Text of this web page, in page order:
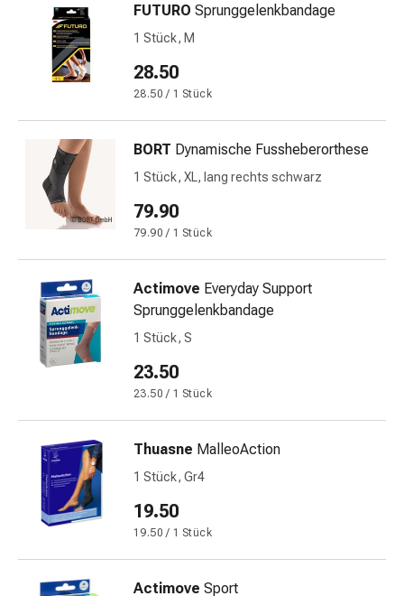
Fieberblasen
Hautausschlag
Bachblütentherapie
Homöopathie
Phytotherapie
Schüssler-
Salz
Spagyrika
Niere,
Blase,
Nieren-
Blasenbeschwerden
Schmerzen
Fieber
Kopfschmerzen
FUTURO Sprunggelenkbandage
1 Stück, M
28.50
28.50 / 1 Stück
BORT Dynamische Fussheberorthese
1 Stück, XL, lang rechts schwarz
79.90
79.90 / 1 Stück
Actimove Everyday Support
Sprunggelenkbandage
1 Stück, S
23.50
23.50 / 1 Stück
Thuasne MalleoAction
1 Stück, Gr4
19.50
19.50 / 1 Stück
Actimove Sport